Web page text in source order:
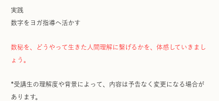
実践
数字をヨガ指導へ活かす
数秘を、どうやって生きた人間理解に繋げるかを、体感していきまし
ょう。
*受講生の理解度や背景によって、内容は予告なく変更になる場合が
あります。